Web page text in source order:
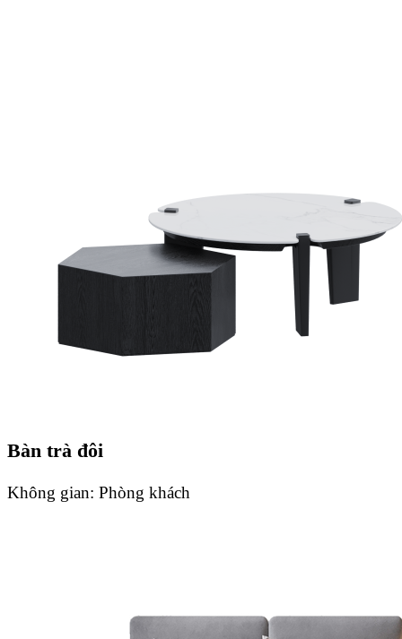
Bàn trà đôi
Không gian: Phòng khách